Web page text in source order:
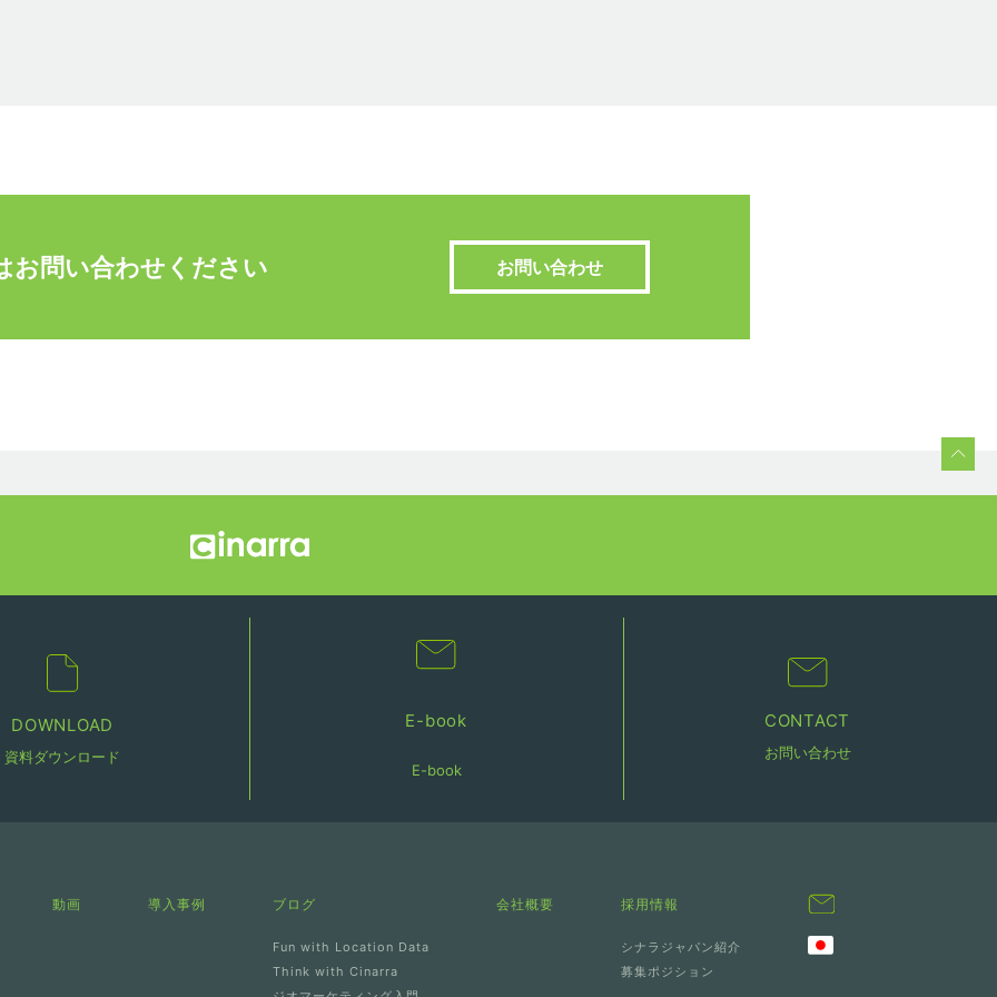
お問い合わせください お問い合わせ
DOWNLOAD
資料ダウンロード
E-book
E-book
CONTACT
お問い合わせ
動画 導入事例 ブログ
Fun with Location Data
Think with Cinarra
会社概要 採用情報
シナラジャパン紹介
募集ポジション